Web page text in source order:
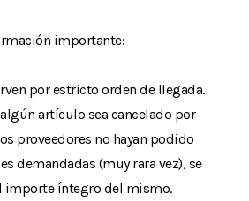
importante:
por estricto orden de llegada.
artículo sea cancelado por
proveedores no hayan podido
demandadas (muy rara vez), se
importe íntegro del mismo.